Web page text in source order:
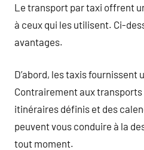
Le transport par taxi offrent
à ceux qui les utilisent. Ci-
avantages.
D’abord, les taxis fournissent
Contrairement aux
itinéraires définis et des
peuvent vous conduire à la
tout moment.